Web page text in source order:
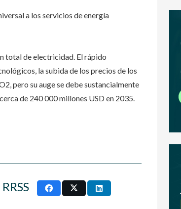
a los servicios de energía
total de electricidad. El rápido
la subida de los precios de los
pero su auge se debe sustancialmente
de 240 000 millones USD en 2035.